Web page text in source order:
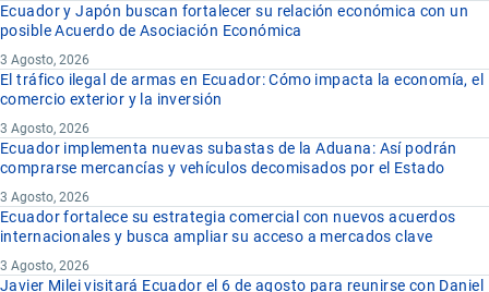
Ecuador y Japón buscan fortalecer su relación económica con un
posible Acuerdo de Asociación Económica
3 Agosto, 2026
El tráfico ilegal de armas en Ecuador: Cómo impacta la economía, el
comercio exterior y la inversión
3 Agosto, 2026
Ecuador implementa nuevas subastas de la Aduana: Así podrán
comprarse mercancías y vehículos decomisados por el Estado
3 Agosto, 2026
Ecuador fortalece su estrategia comercial con nuevos acuerdos
internacionales y busca ampliar su acceso a mercados clave
3 Agosto, 2026
Javier Milei visitará Ecuador el 6 de agosto para reunirse con Daniel